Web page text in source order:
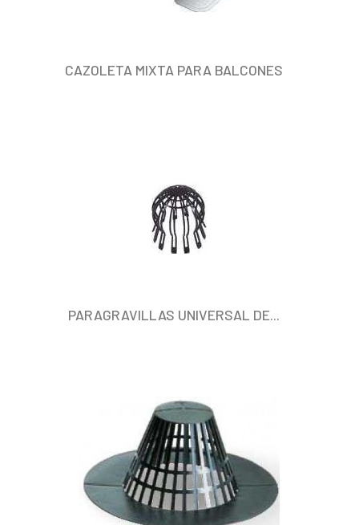
CAZOLETA MIXTA PARA BALCONES
PARAGRAVILLAS UNIVERSAL DE...